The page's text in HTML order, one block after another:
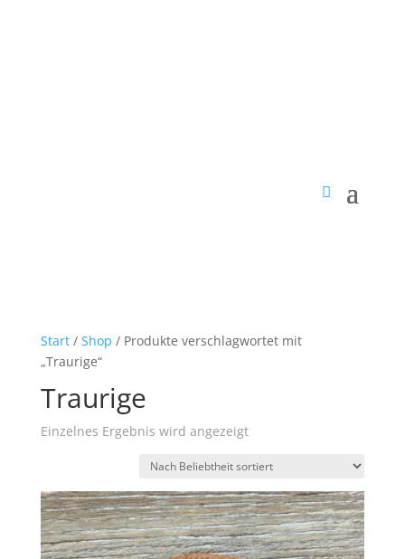
Start/ Shop / Produkte verschlagwortet mit
„Traurige“
Traurige
Einzelnes Ergebnis wird angezeigt